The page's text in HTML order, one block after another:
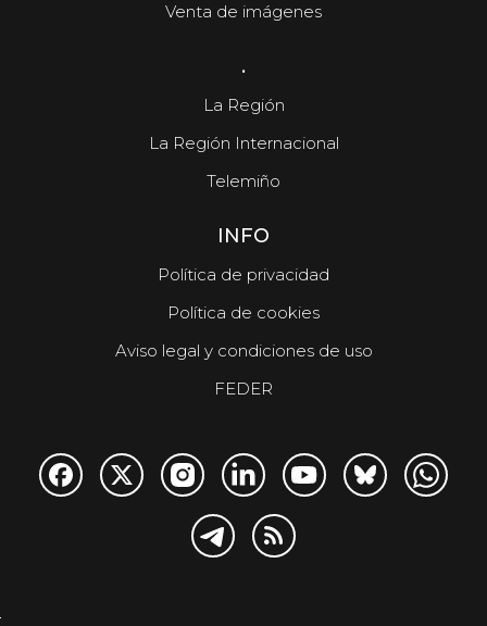
Venta de imágenes
.
La Región
La Región Internacional
Telemiño
INFO
Política de privacidad
Política de cookies
Aviso legal y condiciones de uso
FEDER